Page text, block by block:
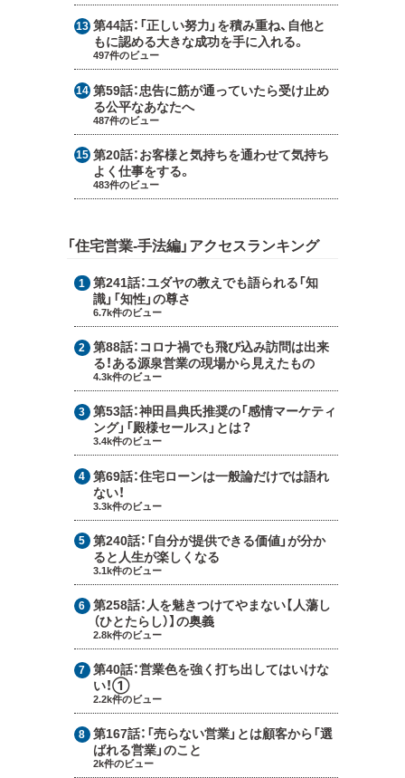
第44話： 「正しい努力」を積み重ね、自他と
もに認める大きな成功を手に入れる。
497件のビュー
第59話：忠告に筋が通っていたら受け止め
る公平なあなたへ
487件のビュー
第20話：お客様と気持ちを通わせて気持ち
よく仕事をする。
483件のビュー
「住宅営業-手法編」アクセスランキング
第241話：ユダヤの教えでも語られる「知
識」「知性」の尊さ
6.7k件のビュー
第88話： コロナ禍でも飛び込み訪問は出来
る！ある源泉営業の現場から見えたもの
4.3k件のビュー
第53話：神田昌典氏推奨の「感情マーケティ
ング」「殿様セールス」とは？
3.4k件のビュー
第69話：住宅ローンは一般論だけでは語れ
ない！
3.3k件のビュー
第240話： 「自分が提供できる価値」が分か
ると人生が楽しくなる
3.1k件のビュー
第258話： 人を魅きつけてやまない【人蕩し
（ひとたらし）】の奥義
2.8k件のビュー
第40話：営業色を強く打ち出してはいけな
い！①
2.2k件のビュー
第167話： 「売らない営業」とは顧客から「選
ばれる営業」のこと
2k件のビュー